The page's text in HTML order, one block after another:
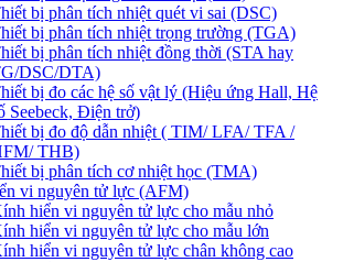
bị phân tích nhiệt quét vi sai (DSC)
bị phân tích nhiệt trọng trường (TGA)
bị phân tích nhiệt đồng thời (STA hay
DSC/DTA)
bị đo các hệ số vật lý (Hiệu ứng Hall, Hệ
Seebeck, Điện trở)
bị đo độ dẫn nhiệt ( TIM/ LFA/ TFA /
THB)
bị phân tích cơ nhiệt học (TMA)
vi nguyên tử lực (AFM)
hiển vi nguyên tử lực cho mẫu nhỏ
hiển vi nguyên tử lực cho mẫu lớn
hiển vi nguyên tử lực chân không cao